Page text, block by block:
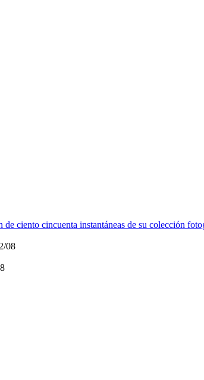
ciento cincuenta instantáneas de su colección
08